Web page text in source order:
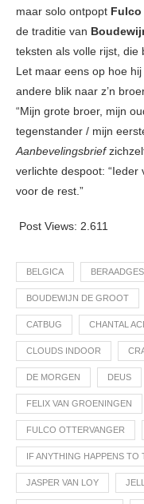
maar solo ontpopt Fulco
de traditie van
teksten als volle rijst, die
Let maar eens op hoe hij
andere blik naar z’n
“Mijn grote broer, mijn
tegenstander / mijn
Aanbevelingsbrief
verlichte despoot:
voor de rest.”
Post Views: 2.611
BELGICA
BOUDEWIJN DE GROOT
CATBUG CHANTAL
CLOUDS INDOOR
DE MORGEN DEUS
FELIX VAN GROENINGEN
FULCO OTTERVANGER
IF ANYTHING HAPPENS TO
JASPER VAN LOY